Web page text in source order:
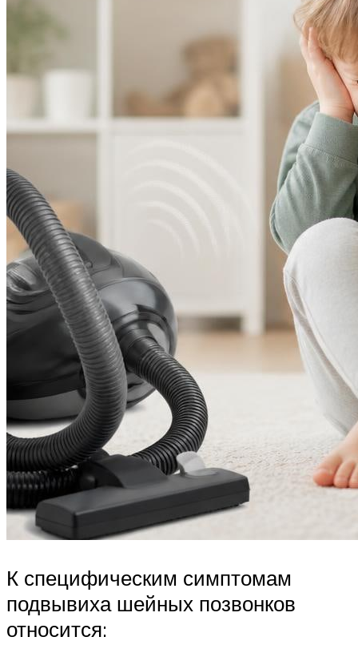
К специфическим симптомам
подвывиха шейных позвонков
относится: